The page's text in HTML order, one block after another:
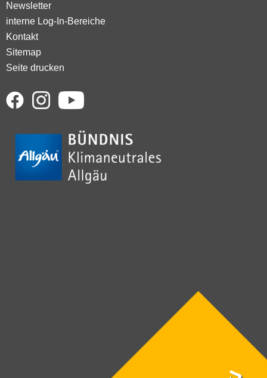
Newsletter
interne Log-In-Bereiche
Kontakt
Sitemap
Seite drucken